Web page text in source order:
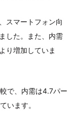
スマートフォン向
した。また、内需
り増加していま
で、内需は4.7パー
います。